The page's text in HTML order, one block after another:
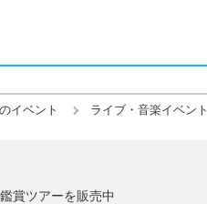
イベント ライブ・音楽イベント
賞ツアーを販売中